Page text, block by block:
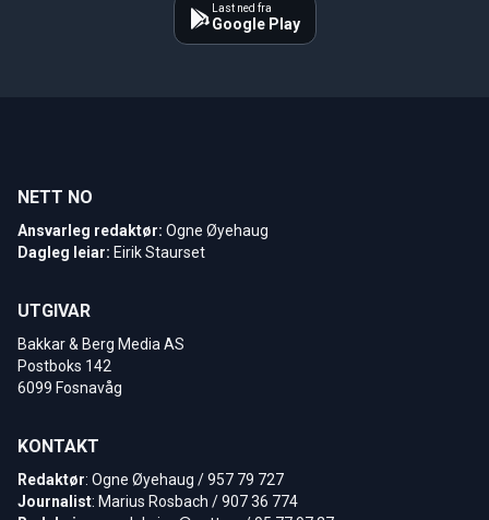
Last ned fra
Google Play
NETT NO
Ansvarleg redaktør: Ogne Øyehaug
Dagleg leiar: Eirik Staurset
UTGIVAR
Bakkar & Berg Media AS
Postboks 142
6099 Fosnavåg
KONTAKT
Redaktør: Ogne Øyehaug / 957 79 727
Journalist: Marius Rosbach / 907 36 774